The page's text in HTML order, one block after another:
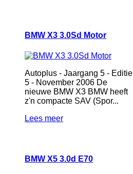
BMW X3 3.0Sd Motor
Autoplus - Jaargang 5 - Editie
5 - November 2006 De
nieuwe BMW X3 BMW heeft
z'n compacte SAV (Spor...
Lees meer
BMW X5 3.0d E70